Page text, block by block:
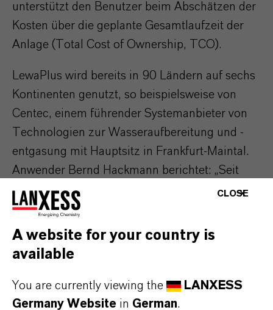
unterstützt den Benutzer beim Abschätzen der
Kosten über die geplante Gesamtlaufzeit der
Anlage (Total Cost of Ownership, TCO).
LewaPlus wird bereits in 90 Ländern auf sechs
Kontinenten genutzt, so beispielsweise von
Centec, einem führender Systemanbieter von
Technologien zur Wasseraufbereitung und -
entgasung mit Hauptsitz in Frankfurt-Maintal.
Anwender Bernd Hackmann berichtet: „Seit
mehreren Jahren nutze ich LewaPlus
regelmäßig für die Auslegung von komplexen
Wasseraufbereitungsanlagen für
unterschiedlichste Industriezweige. Die
Anlagendesign zu kombinieren, ist dabei sehr
von Vorteil. Ich bin schon gespannt auf das
CLOSE
A website for your country is
available
You are currently viewing the
LANXESS
Germany Website in German.